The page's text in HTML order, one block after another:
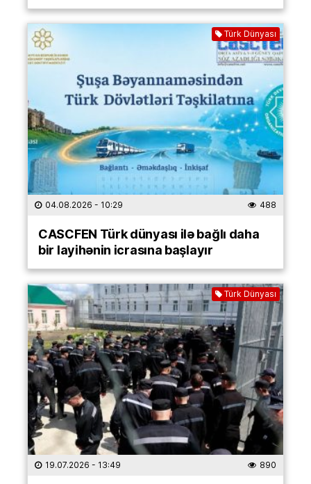
Türk Dünyası
04.08.2026 - 10:29 488
CASCFEN Türk dünyası ilə bağlı daha
bir layihənin icrasına başlayır
Türk Dünyası
19.07.2026 - 13:49 890